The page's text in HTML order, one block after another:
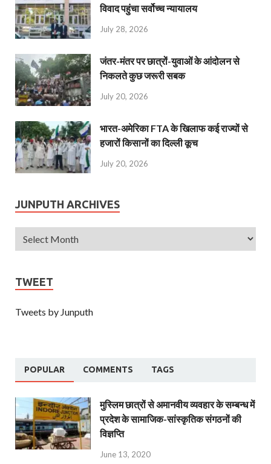
विवाद पहुंचा सर्वोच्च न्यायालय
July 28, 2026
जंतर-मंतर पर छात्रों-युवाओं के आंदोलन से
निकलते कुछ जरूरी सबक
July 20, 2026
भारत-अमेरिका FTA के खिलाफ कई राज्यों से
हजारों किसानों का दिल्ली कूच
July 20, 2026
JUNPUTH ARCHIVES
TWEET
Tweets by Junputh
POPULAR COMMENTS TAGS
मुस्लिम छात्रों से अमानवीय व्यवहार के सम्बन्ध में
प्रदेश के सामाजिक-सांस्कृतिक संगठनों की
विज्ञप्ति
June 13, 2020